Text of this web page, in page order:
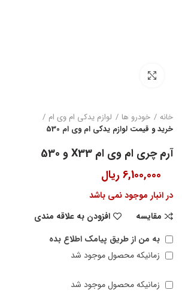
خانه خودرو ها
لوازم یدکی ام وی ام
خرید و قیمت لوازم یدکی ام وی ام 530
آرم چری ام وی ام X33 و 530
6,100,000 ریال
در انبار موجود نمی باشد
مقایسه
افزودن به علاقه مندی
به من از طریق پیامک اطلاع بده
زمانیکه محصول موجود شد
زمانیکه محصول موجود شد